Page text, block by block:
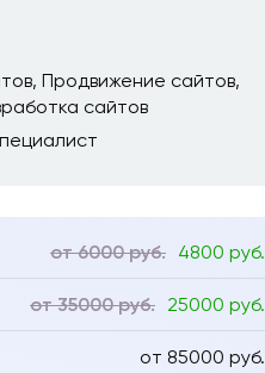
Продвижение сайтов
сайтов
от 6000 руб. 4800 руб.
от 35000 руб. 25000 руб.
от 85000 руб.